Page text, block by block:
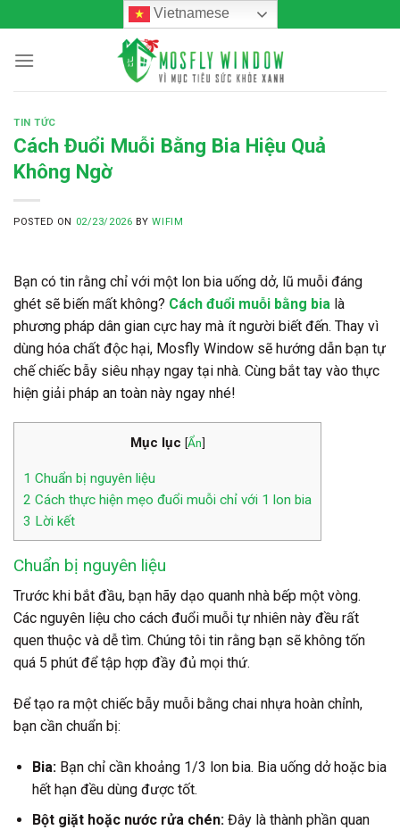
to
content
Vietnamese
TIN TỨC
Cách Đuổi Muỗi Bằng Bia Hiệu Quả
Không Ngờ
POSTED ON 02/23/2026 BYWIFIM
Bạn có tin rằng chỉ với một lon bia uống dở, lũ muỗi đáng
ghét sẽ biến mất không? Cách đuổi muỗi bằng bia là
phương pháp dân gian cực hay mà ít người biết đến. Thay vì
dùng hóa chất độc hại, Mosfly Window sẽ hướng dẫn bạn tự
chế chiếc bẫy siêu nhạy ngay tại nhà. Cùng bắt tay vào thực
hiện giải pháp an toàn này ngay nhé!
Mục lục [Ẩn]
1 Chuẩn bị nguyên liệu
2 Cách thực hiện mẹo đuổi muỗi chỉ với 1 lon bia
3 Lời kết
Chuẩn bị nguyên liệu
Trước khi bắt đầu, bạn hãy dạo quanh nhà bếp một vòng.
Các nguyên liệu cho cách đuổi muỗi tự nhiên này đều rất
quen thuộc và dễ tìm. Chúng tôi tin rằng bạn sẽ không tốn
quá 5 phút để tập hợp đầy đủ mọi thứ.
Để tạo ra một chiếc bẫy muỗi bằng chai nhựa hoàn chỉnh,
bạn cần chuẩn bị:
Bia:Bạn chỉ cần khoảng 1/3 lon bia. Bia uống dở hoặc bia
hết hạn đều dùng được tốt.
Bột giặt hoặc nước rửa chén:Đây là thành phần quan